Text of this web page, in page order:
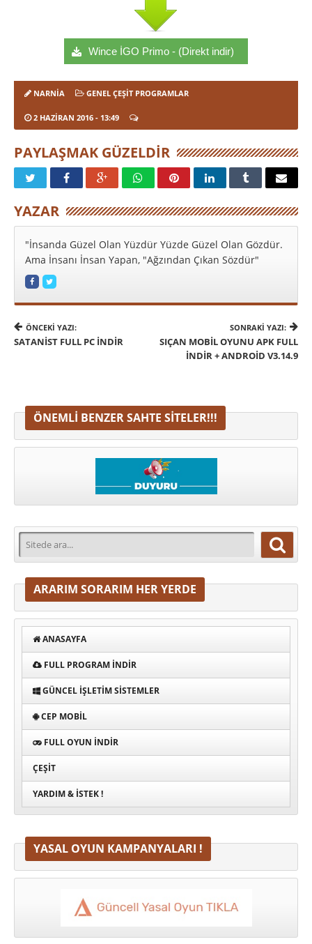
Wince İGO Primo - (Direkt indir)
NARNIA GENEL ÇEŞIT PROGRAMLAR
2 HAZIRAN 2016 - 13:49
PAYLAŞMAK GÜZELDIR
YAZAR
"İnsanda Güzel Olan Yüzdür Yüzde Güzel Olan Gözdür.
Ama İnsanı İnsan Yapan, "Ağzından Çıkan Sözdür"
ÖNCEKI YAZI:
SATANIST FULL PC İNDIR
SONRAKI YAZI:
SIÇAN MOBIL OYUNU APK FULL
İNDIR + ANDROID V3.14.9
ÖNEMLI BENZER SAHTE SITELER!!!
ARARIM SORARIM HER YERDE
ANASAYFA
FULL PROGRAM INDIR
GÜNCEL İŞLETIM SISTEMLER
CEP MOBIL
FULL OYUN İNDIR
ÇEŞIT
YARDIM & İSTEK !
YASAL OYUN KAMPANYALARI !